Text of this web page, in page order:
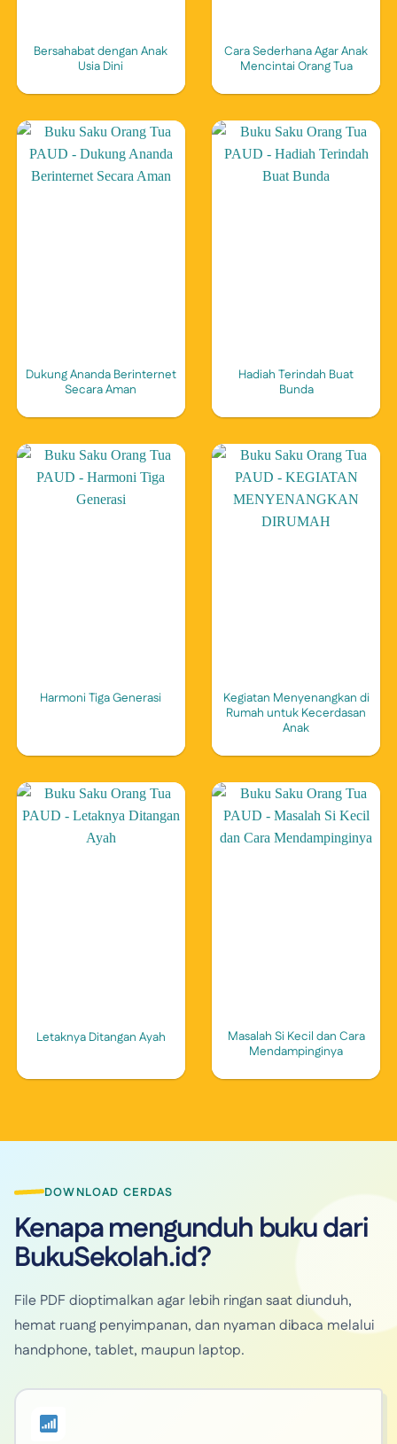
Bersahabat dengan Anak
Usia Dini
Cara Sederhana Agar Anak
Mencintai Orang Tua
Dukung Ananda Berinternet
Secara Aman
Hadiah Terindah Buat
Bunda
Harmoni Tiga Generasi
Kegiatan Menyenangkan di
Rumah untuk Kecerdasan
Anak
Letaknya Ditangan Ayah
Masalah Si Kecil dan Cara
Mendampinginya
DOWNLOAD CERDAS
Kenapa mengunduh buku dari
BukuSekolah.id?
File PDF dioptimalkan agar lebih ringan saat diunduh,
hemat ruang penyimpanan, dan nyaman dibaca melalui
handphone, tablet, maupun laptop.